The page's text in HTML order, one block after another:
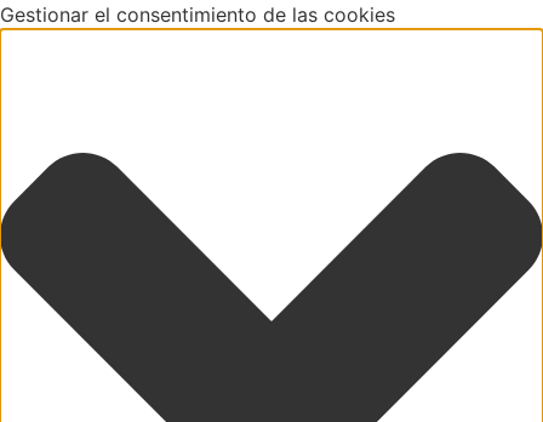
Gestionar el consentimiento de las cookies